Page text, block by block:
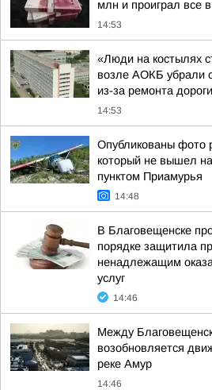
млн и проиграл все
14:53
«Люди на костылях
возле АОКБ убрали
из-за ремонта дороги
14:53
Опубликованы фото
который не вышел
пунктом Приамурья
14:48
В Благовещенске
порядке защитила
ненадлежащим
услуг
14:46
Между
возобновляется
реке Амур
14:46